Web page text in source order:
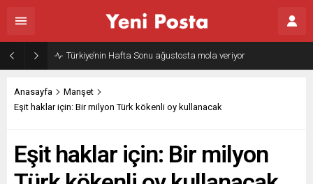
Gazze’nin geleceği: Teknokratik kontrol mü, kolonializm mi?
Anasayfa
Manşet
Eşit haklar için: Bir milyon Türk kökenli oy kullanacak
Eşit haklar için: Bir milyon